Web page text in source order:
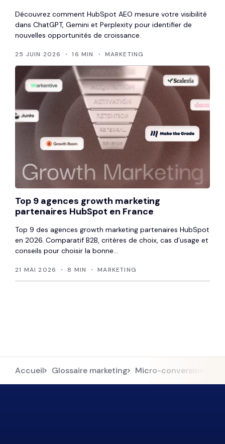
Découvrez comment HubSpot AEO mesure votre visibilité
dans ChatGPT, Gemini et Perplexity pour identifier de
nouvelles opportunités de croissance.
25 JUIN 2026 16 MIN MARKETING
Top 9 agences growth marketing
partenaires HubSpot en France
Top 9 des agences growth marketing partenaires HubSpot
en 2026. Comparatif B2B, critères de choix, cas d’usage et
conseils pour choisir la bonne...
21 MAI 2026 8 MIN MARKETING
Accueil Glossaire marketing Micro-conversion